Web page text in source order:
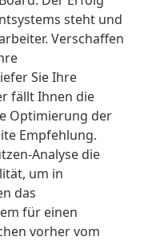
steht und
Verschaffen
Sie Ihre
fällt Ihnen die
Optimierung der
Empfehlung.
Analyse die
um in
das
für einen
vorher vom